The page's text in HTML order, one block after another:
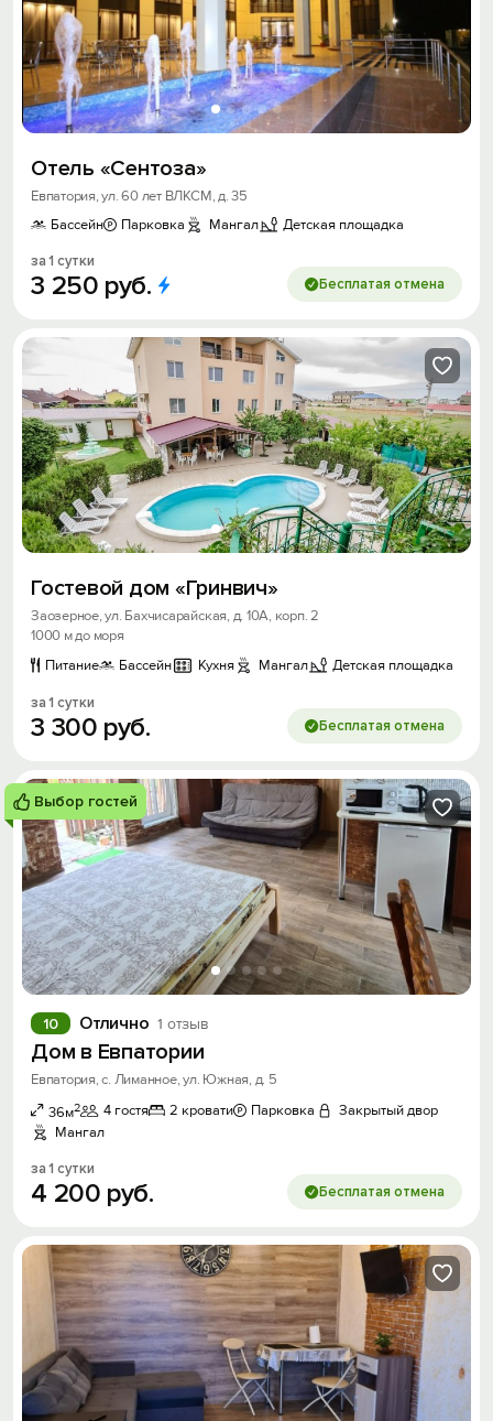
Отель «Cентоза»
Евпатория, ул. 60 лет ВЛКСМ, д. 35
Бассейн
Парковка Мангал Детская площадка
за 1 сутки
3 250 руб. Бесплатая отмена
Гостевой дом «Гринвич»
Заозерное, ул. Бахчисарайская, д. 10А, корп. 2
1000 м до моря
Питание
Бассейн Кухня Мангал Детская площадка
за 1 сутки
3 300 руб. Бесплатая отмена
Выбор гостей
Отлично 1 отзыв
10
Дом в Евпатории
Евпатория, с. Лиманное, ул. Южная, д. 5
36м2 4 гостя 2 кровати Парковка
Закрытый двор
Мангал
за 1 сутки
4 200 руб. Бесплатая отмена